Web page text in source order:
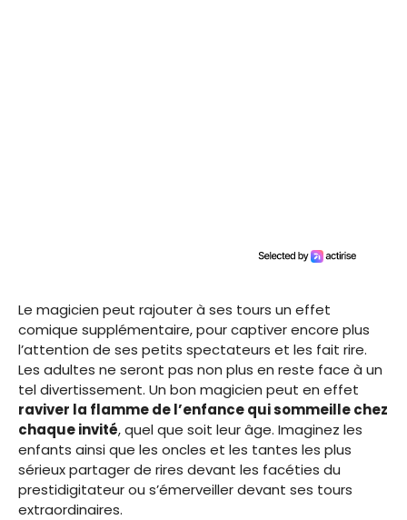
Le magicien peut rajouter à ses tours un effet
comique supplémentaire, pour captiver encore plus
l’attention de ses petits spectateurs et les fait rire.
Les adultes ne seront pas non plus en reste face à un
tel divertissement. Un bon magicien peut en effet
raviver la flamme de l’enfance qui sommeille chez
chaque invité, quel que soit leur âge. Imaginez les
enfants ainsi que les oncles et les tantes les plus
sérieux partager de rires devant les facéties du
prestidigitateur ou s’émerveiller devant ses tours
extraordinaires.